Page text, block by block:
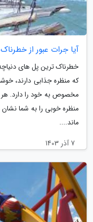
آیا جرات عبور از
خطرناک ترین پل های
که منظره جذابی دارند،
مخصوص به خود را دارد. هر
منظره خوبی را به شما
ماند....
7 آذر 1403